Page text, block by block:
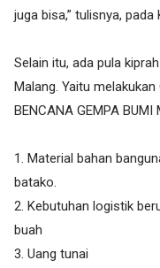
juga bisa,” tulisnya,
Selain itu, ada pula
Malang. Yaitu melakukan
BENCANA GEMPA
1. Material bahan
batako.
2. Kebutuhan logistik
buah
3. Uang tunai